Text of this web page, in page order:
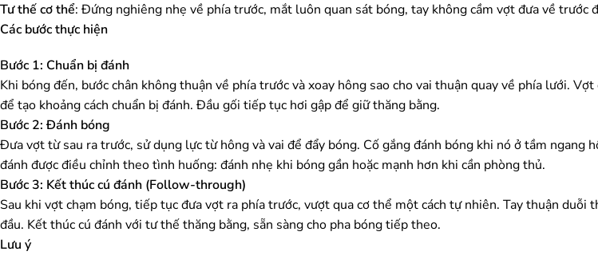
Tư thế cơ thể: Đứng nghiêng nhẹ về phía trước, mắt luôn quan sát bóng, tay không cầm vợt đưa về trước
Các bước thực hiện
Bước 1: Chuẩn bị đánh
Khi bóng đến, bước chân không thuận về phía trước và xoay hông sao cho vai thuận quay về phía lưới.
để tạo khoảng cách chuẩn bị đánh. Đầu gối tiếp tục hơi gập để giữ thăng bằng.
Bước 2: Đánh bóng
Đưa vợt từ sau ra trước, sử dụng lực từ hông và vai để đẩy bóng. Cố gắng đánh bóng khi nó ở tầm ngang
đánh được điều chỉnh theo tình huống: đánh nhẹ khi bóng gần hoặc mạnh hơn khi cần phòng thủ.
Bước 3: Kết thúc cú đánh (Follow-through)
Sau khi vợt chạm bóng, tiếp tục đưa vợt ra phía trước, vượt qua cơ thể một cách tự nhiên. Tay thuận duỗi
đầu. Kết thúc cú đánh với tư thế thăng bằng, sẵn sàng cho pha bóng tiếp theo.
Lưu ý